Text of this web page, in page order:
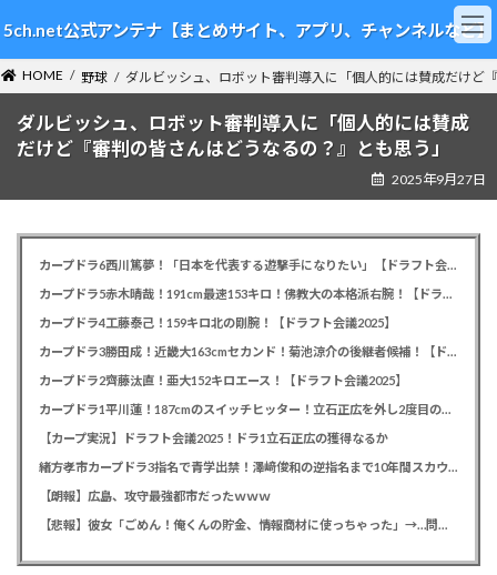
ン
テ
ン
ツ
ビ
ゲ
ー
シ
5ch.net公式アンテナ【まとめサイト、アプリ、チャンネルなど】
HOME 野球 ダルビッシュ、ロボット審判導入に「個人的には賛成だけど
ダルビッシュ、ロボット審判導入に「個人的には賛成
だけど『審判の皆さんはどうなるの？』とも思う」
2025年9月27日
カープドラ6西川篤夢！「日本を代表する遊撃手になりたい」【ドラフト会議2025】
カープドラ5赤木晴哉！191cm最速153キロ！佛教大の本格派右腕！【ドラフト会議2025】
カープドラ4工藤泰己！159キロ北の剛腕！【ドラフト会議2025】
カープドラ3勝田成！近畿大163cmセカンド！菊池涼介の後継者候補！【ドラフト会議2025】
カープドラ2齊藤汰直！亜大152キロエース！【ドラフト会議2025】
カープドラ1平川蓮！187cmのスイッチヒッター！立石正広を外し2度目の重複も新井監督がクジを引き当てる！【ドラフト会議2025】
【カープ実況】ドラフト会議2025！ドラ1立石正広の獲得なるか
緒方孝市カープドラ3指名で青学出禁！澤﨑俊和の逆指名まで10年間スカウト出禁
【朗報】広島、攻守最強都市だったｗｗｗ
【悲報】彼女「ごめん！俺くんの貯金、情報商材に使っちゃった」→…問い詰めたらギャン泣きされたんだが俺が悪いのか？